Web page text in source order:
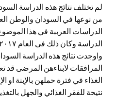
لم تختلف نتائج هذه الدراسة
من نوعها في السودان والوطن
الدراسات العرببة في هذا
الدراسة وكان ذلك في العام ٢٠١٧/ ٢٠١٨م .
واوجدت نتائج هذه الدراسة
المرافقات لابناءهن المرضى
الغذاء في فترة حملهن بالإبنة او
نتيحة للفقر الغذائي والجهل